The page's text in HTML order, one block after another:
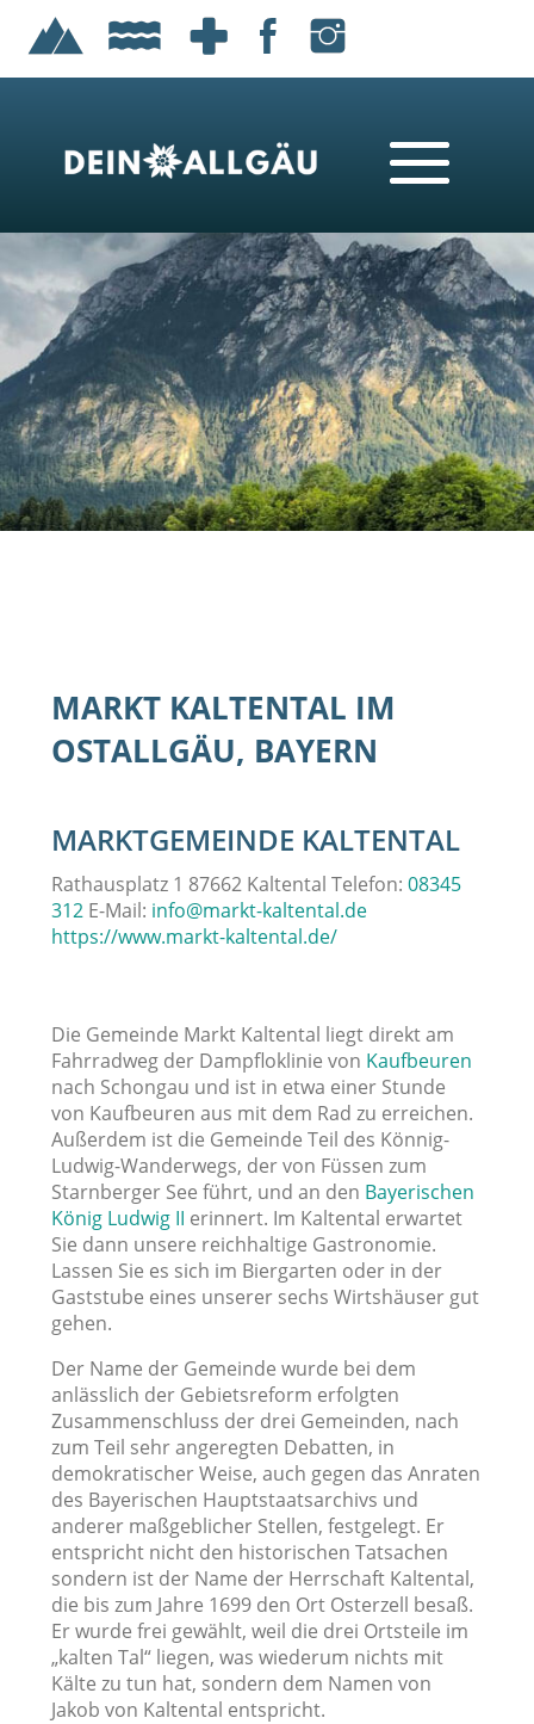
MARKT KALTENTAL IM
OSTALLGÄU, BAYERN
MARKTGEMEINDE KALTENTAL
Rathausplatz 1 87662 Kaltental Telefon: 08345
312E-Mail: info@markt-kaltental.de
https://www.markt-kaltental.de/
Die Gemeinde Markt Kaltental liegt direkt am
Fahrradweg der Dampfloklinie von Kaufbeuren
nach Schongau und ist in etwa einer Stunde
von Kaufbeuren aus mit dem Rad zu erreichen.
Außerdem ist die Gemeinde Teil des Könnig-
Ludwig-Wanderwegs, der von Füssen zum
Starnberger See führt, und an den Bayerischen
König Ludwig II erinnert. Im Kaltental erwartet
Sie dann unsere reichhaltige Gastronomie.
Lassen Sie es sich im Biergarten oder in der
Gaststube eines unserer sechs Wirtshäuser gut
gehen.
Der Name der Gemeinde wurde bei dem
anlässlich der Gebietsreform erfolgten
Zusammenschluss der drei Gemeinden, nach
zum Teil sehr angeregten Debatten, in
demokratischer Weise, auch gegen das Anraten
des Bayerischen Hauptstaatsarchivs und
anderer maßgeblicher Stellen, festgelegt. Er
entspricht nicht den historischen Tatsachen
sondern ist der Name der Herrschaft Kaltental,
die bis zum Jahre 1699 den Ort Osterzell besaß.
Er wurde frei gewählt, weil die drei Ortsteile im
„kalten Tal“ liegen, was wiederum nichts mit
Kälte zu tun hat, sondern dem Namen von
Jakob von Kaltental entspricht.